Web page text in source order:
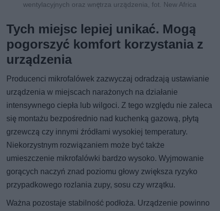
wentylacyjnych oraz wnętrza urządzenia, fot. New Africa
Tych miejsc lepiej unikać. Mogą
pogorszyć komfort korzystania z
urządzenia
Producenci mikrofalówek zazwyczaj odradzają ustawianie
urządzenia w miejscach narażonych na działanie
intensywnego ciepła lub wilgoci. Z tego względu nie zaleca
się montażu bezpośrednio nad kuchenką gazową, płytą
grzewczą czy innymi źródłami wysokiej temperatury.
Niekorzystnym rozwiązaniem może być także
umieszczenie mikrofalówki bardzo wysoko. Wyjmowanie
gorących naczyń znad poziomu głowy zwiększa ryzyko
przypadkowego rozlania zupy, sosu czy wrzątku.
Ważna pozostaje stabilność podłoża. Urządzenie powinno